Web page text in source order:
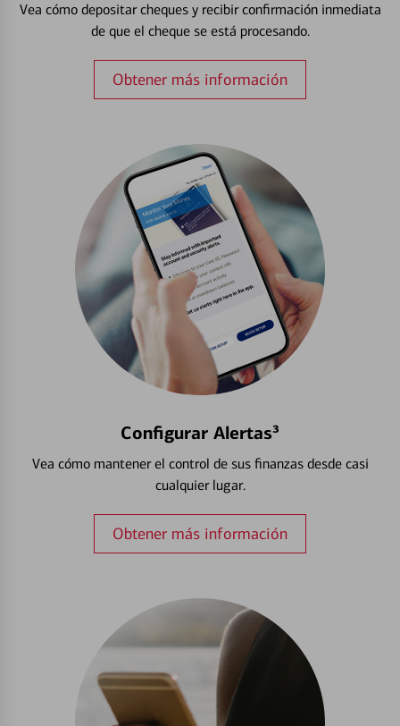
Vea cómo depositar cheques y recibir confirmación inmediata
de que el cheque se está procesando.
Obtener más información
Configurar Alertas³
Vea cómo mantener el control de sus finanzas desde casi
cualquier lugar.
Obtener más información